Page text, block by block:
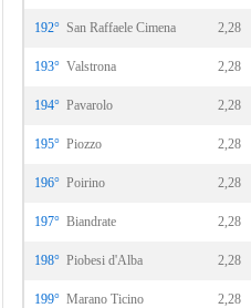
192° San Raffaele Cimena 2,28
193° Valstrona 2,28
194° Pavarolo 2,28
195° Piozzo 2,28
196° Poirino 2,28
197° Biandrate 2,28
198° Piobesi d'Alba 2,28
199° Marano Ticino 2,28